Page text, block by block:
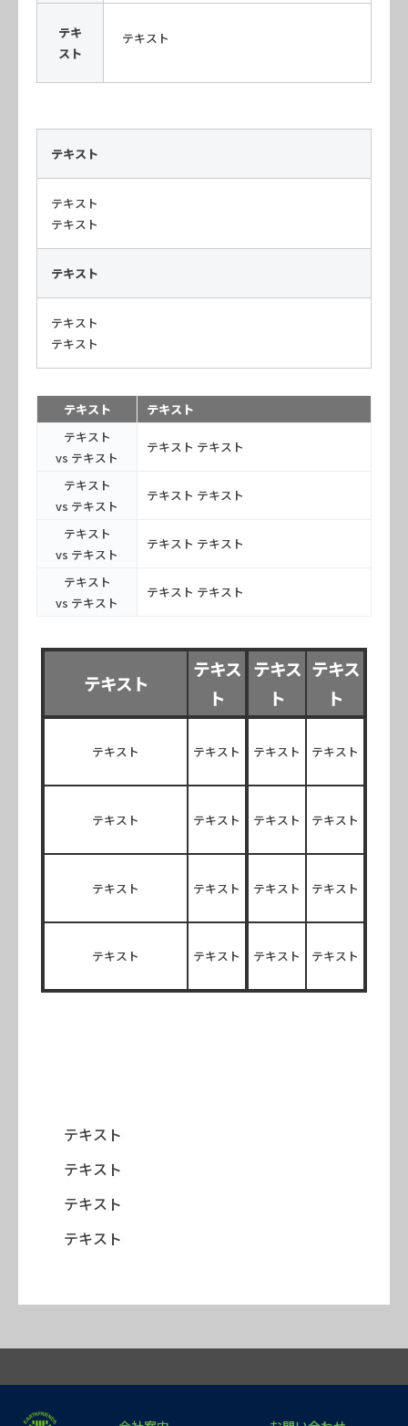
テキ
スト
テキスト
テキスト
テキスト
テキスト
テキスト
テキスト
テキスト
テキスト
テキスト
テキスト
vs テキスト
テキスト テキスト
テキスト
vs テキスト
テキスト テキスト
テキスト
vs テキスト
テキスト テキスト
テキスト
vs テキスト
テキスト テキスト
テキスト
テキス
ト
テキス
ト
テキス
ト
テキスト テキスト テキスト テキスト
テキスト テキスト テキスト テキスト
テキスト テキスト テキスト テキスト
テキスト テキスト テキスト テキスト
テキスト
テキスト
テキスト
テキスト